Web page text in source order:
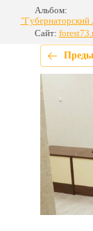
Альбом:
"Губернаторский
Сайт: